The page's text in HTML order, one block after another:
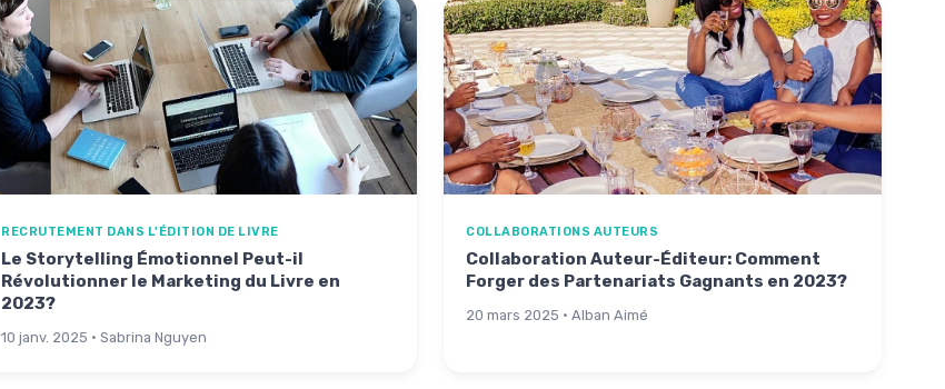
RECRUTEMENT DANS L'ÉDITION DE LIVRE
Le Storytelling Émotionnel Peut-il
Révolutionner le Marketing du Livre en
2023?
10 janv. 2025 · Sabrina Nguyen
COLLABORATIONS AUTEURS
Collaboration Auteur-Éditeur: Comment
Forger des Partenariats Gagnants en 2023?
20 mars 2025 · Alban Aimé